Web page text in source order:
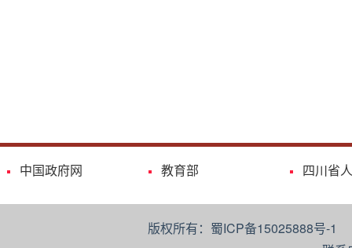
中国政府网 教育部 四川省
版权所有：蜀ICP备15025888号-